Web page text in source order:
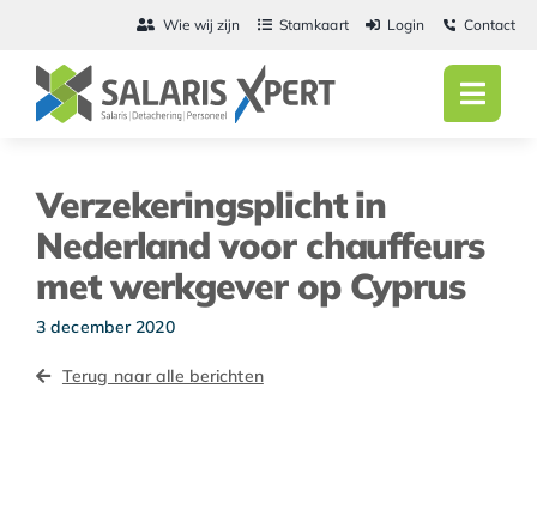
inhoud
Wie wij zijn Stamkaart Login Contact
Detachering
Verzekeringsplicht in
Nederland voor chauffeurs
met werkgever op Cyprus
3 december 2020
Terug naar alle berichten